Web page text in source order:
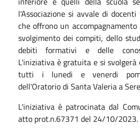
l'Associazione si avvale di
che offrono un
svolgimento dei compiti, dello
debiti formativi e delle
L'iniziativa è gratuita e si svolgerà
tutti i lunedi e venerdi
dell'Oratorio di Santa Valeria a
L'iniziativa è patrocinata dal
atto prot.n.67371 del 24/10/2023.